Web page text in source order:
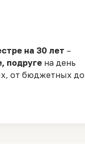
на 30 лет –
подруге на день
от бюджетных до